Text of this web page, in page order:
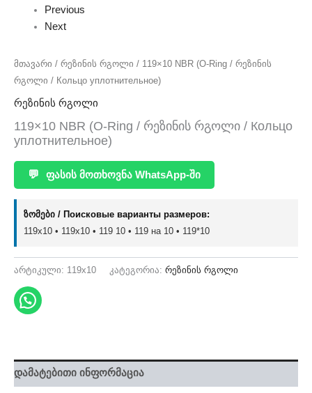
Previous
Next
მთავარი / რეზინის რგოლი / 119×10 NBR (O-Ring / რეზინის
რგოლი / Кольцо уплотнительное)
რეზინის რგოლი
119×10 NBR (O-Ring / რეზინის რგოლი / Кольцо
уплотнительное)
💬 ფასის მოთხოვნა WhatsApp-ში
ზომები / Поисковые варианты размеров:
119x10 • 119х10 • 119 10 • 119 на 10 • 119*10
არტიკული: 119x10 კატეგორია: რეზინის რგოლი
დამატებითი ინფორმაცია